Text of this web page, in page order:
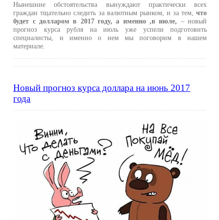
Нынешние обстоятельства вынуждают практически всех
граждан тщательно следить за валютным рынком, и за тем,что
будет с долларом в 2017 году, а именно ,в июле, – новый
прогноз курса рубля на июль уже успели подготовить
специалисты, и именно о нем мы поговорим в нашем
материале.
Новый прогноз курса доллара на июнь 2017
года